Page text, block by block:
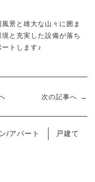
景と雄大な山々に囲ま
と充実した設備が落ち
トします♪
次の記事へ
/アパート 戸建て